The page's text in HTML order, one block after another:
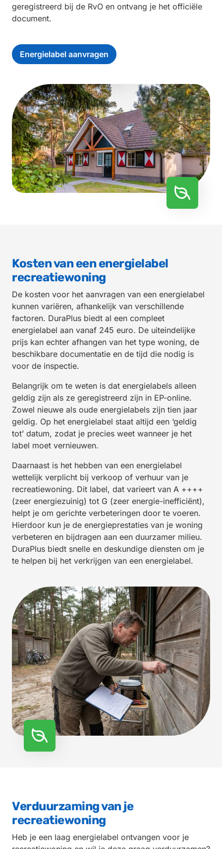
geregistreerd bij de RvO en ontvang je het officiële
document.
Energielabel aanvragen
Kosten van een energielabel
recreatiewoning
De kosten voor het aanvragen van een energielabel
kunnen variëren, afhankelijk van verschillende
factoren. DuraPlus biedt al een compleet
energielabel aan vanaf 245 euro. De uiteindelijke
prijs kan echter afhangen van het type woning, de
beschikbare documentatie en de tijd die nodig is
voor de inspectie.
Belangrijk om te weten is dat energielabels alleen
geldig zijn als ze geregistreerd zijn in EP-online.
Zowel nieuwe als oude energielabels zijn tien jaar
geldig. Op het energielabel staat altijd een ‘geldig
tot’ datum, zodat je precies weet wanneer je het
label moet vernieuwen.
Daarnaast is het hebben van een energielabel
wettelijk verplicht bij verkoop of verhuur van je
recreatiewoning. Dit label, dat varieert van A ++++
(zeer energiezuinig) tot G (zeer energie-inefficiënt),
helpt je om gerichte verbeteringen door te voeren.
Hierdoor kun je de energieprestaties van je woning
verbeteren en bijdragen aan een duurzamer milieu.
DuraPlus biedt snelle en deskundige diensten om je
te helpen bij het verkrijgen van een energielabel.
Verduurzaming van je
recreatiewoning
Heb je een laag energielabel ontvangen voor je